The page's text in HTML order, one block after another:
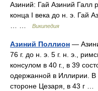
Азиний: Гай Азиний Галл
конца I века до н. э. Гай
Википедия
Азиний Поллион —
76 г. до н. э. 5 г. н. э.,
консулом в 40 г., в 39
одержанной в Иллирии. В
стороне Цезаря, в 43 г …